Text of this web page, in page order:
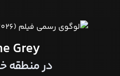
Grey
در منطقه